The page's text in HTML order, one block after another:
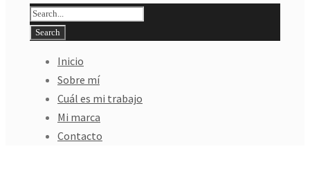
Inicio
Sobre mí
Cuál es mi trabajo
Mi marca
Contacto